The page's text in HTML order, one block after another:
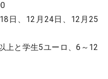
日、12月24日、12月25
上と学生5ユーロ、6～12